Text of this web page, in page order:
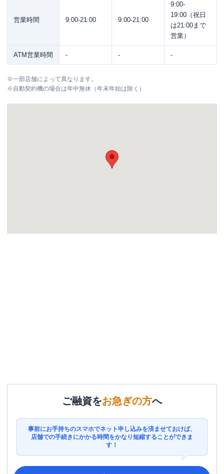
営業時間 9:00-21:00 9:00-21:00
9:00-
19:00（祝日
は21:00まで
営業）
ATM営業時間 - - -
※一部店舗によって異なります。
※自動契約機の場合は年中無休（年末年始は除く）
ご融資をお急ぎの方へ
事前にお手持ちのスマホでネット申し込みを済ませておけば、
店舗での手続きにかかる時間をかなり短縮することができま
す！